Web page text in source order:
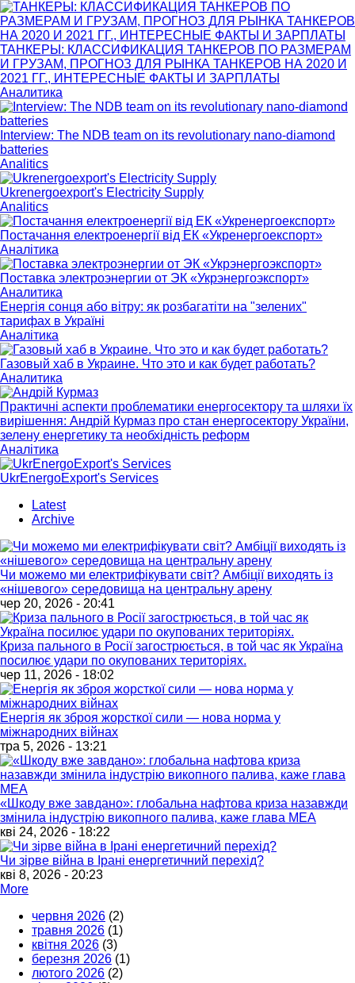
ТАНКЕРЫ: КЛАССИФИКАЦИЯ ТАНКЕРОВ ПО РАЗМЕРАМ
И ГРУЗАМ, ПРОГНОЗ ДЛЯ РЫНКА ТАНКЕРОВ НА 2020 И
2021 ГГ., ИНТЕРЕСНЫЕ ФАКТЫ И ЗАРПЛАТЫ
Аналитика
Interview: The NDB team on its revolutionary nano-diamond
batteries
Analitics
Ukrenergoexport's Electricity Supply
Analitics
Постачання електроенергії від ЕК «Укренергоекспорт»
Аналітика
Поставка электроэнергии от ЭК «Укрэнергоэкспорт»
Аналитика
Енергія сонця або вітру: як розбагатіти на "зелених"
тарифах в Україні
Аналітика
Газовый хаб в Украине. Что это и как будет работать?
Аналитика
Практичні аспекти проблематики енергосектору та шляхи їх
вирішення: Андрій Курмаз про стан енергосектору України,
зелену енергетику та необхідність реформ
Аналітика
UkrEnergoExport's Services
Latest
Archive
Чи можемо ми електрифікувати світ? Амбіції виходять із
«нішевого» середовища на центральну арену
чер 20, 2026 - 20:41
Криза пального в Росії загострюється, в той час як Україна
посилює удари по окупованих територіях.
чер 11, 2026 - 18:02
Енергія як зброя жорсткої сили — нова норма у
міжнародних війнах
тра 5, 2026 - 13:21
«Шкоду вже завдано»: глобальна нафтова криза назавжди
змінила індустрію викопного палива, каже глава МЕА
кві 24, 2026 - 18:22
Чи зірве війна в Ірані енергетичний перехід?
кві 8, 2026 - 20:23
More
червня 2026 (2)
травня 2026 (1)
квітня 2026 (3)
березня 2026 (1)
лютого 2026 (2)